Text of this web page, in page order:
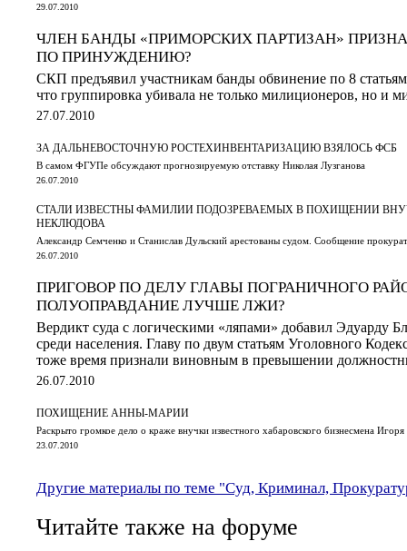
29.07.2010
ЧЛЕН БАНДЫ «ПРИМОРСКИХ ПАРТИЗАН»
ПО ПРИНУЖДЕНИЮ?
СКП предъявил участникам банды обвинение по 8
что группировка убивала не только милиционеров, но и
27.07.2010
ЗА ДАЛЬНЕВОСТОЧНУЮ РОСТЕХИНВЕНТАРИЗАЦИЮ ВЗЯЛОСЬ ФСБ
В самом ФГУПе обсуждают прогнозируемую отставку Николая Лузганова
26.07.2010
СТАЛИ ИЗВЕСТНЫ ФАМИЛИИ ПОДОЗРЕВАЕМЫХ В ПОХИЩЕНИИ
НЕКЛЮДОВА
Александр Семченко и Станислав Дульский арестованы судом. Сообщение
26.07.2010
ПРИГОВОР ПО ДЕЛУ ГЛАВЫ ПОГРАНИЧНОГО
ПОЛУОПРАВДАНИЕ ЛУЧШЕ ЛЖИ?
Вердикт суда с логическими «ляпами» добавил Эдуарду
среди населения. Главу по двум статьям Уголовного
тоже время признали виновным в превышении
26.07.2010
ПОХИЩЕНИЕ АННЫ-МАРИИ
Раскрыто громкое дело о краже внучки известного хабаровского бизнесмена
23.07.2010
Другие материалы по теме "Суд, Криминал,
Читайте также на форуме